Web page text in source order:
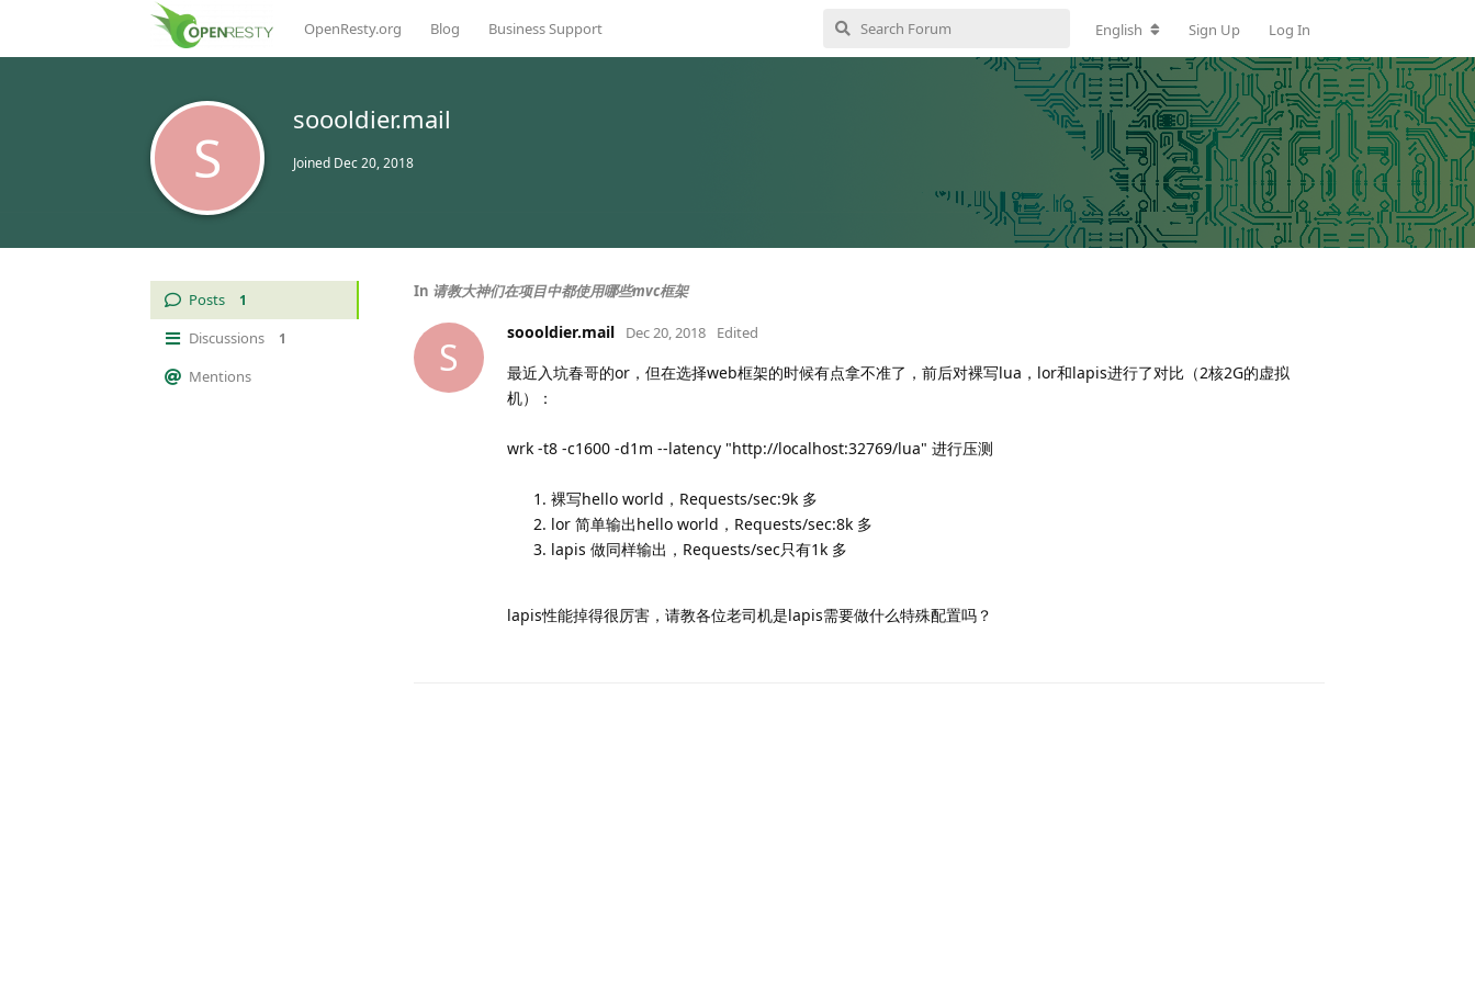
OpenResty.org Blog Business Support English Sign Up Log In
S
soooldier.mail
Joined Dec 20, 2018
Posts 1
Discussions 1
Mentions
In 请教大神们在项目中都使用哪些mvc框架
S
soooldier.mail Dec 20, 2018 Edited
最近入坑春哥的or，但在选择web框架的时候有点拿不准了，前后对裸写lua，lor和lapis进行了对比（2核2G的虚拟
机）：
wrk -t8 -c1600 -d1m --latency "http://localhost:32769/lua" 进行压测
裸写hello world，Requests/sec:9k 多
lor 简单输出hello world，Requests/sec:8k 多
lapis 做同样输出，Requests/sec只有1k 多
lapis性能掉得很厉害，请教各位老司机是lapis需要做什么特殊配置吗？